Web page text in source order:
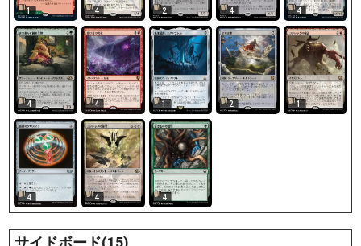
1 4 2 4 4
4 4 1 2 1
4 4 4
サイドボード(15)